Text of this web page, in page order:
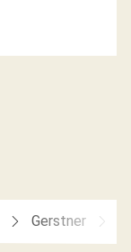
Gerstner